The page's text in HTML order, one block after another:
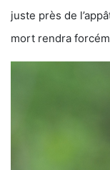
juste près de
mort rendra